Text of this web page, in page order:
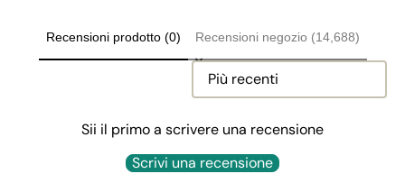
Recensioni prodotto (0) Recensioni negozio (14,688)
Sort reviews by
Sii il primo a scrivere una recensione
Scrivi una recensione